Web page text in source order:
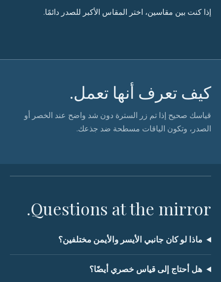
إذا كنت بين مقاسين، اختر المقاس الأكبر للصدر دائمًا.
كيف تعرف أنها تعمل.
قياسك صحيح إذا تم زر السترة دون شد واضح عند الخصر أو
الصدر، وتكون الياقات مسطحة ضد جذعك.
Questions at the mirror.
ماذا لو كان جانبي الأيسر والأيمن مختلفين؟
هل أحتاج إلى قياس خصري أيضًا؟